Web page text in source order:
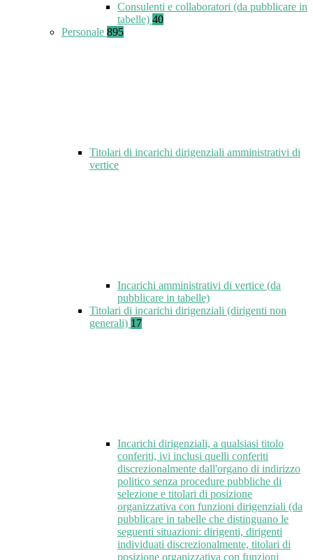
Consulenti e collaboratori (da pubblicare in
tabelle) 40
Personale 895
Titolari di incarichi dirigenziali amministrativi di
vertice
Incarichi amministrativi di vertice (da
pubblicare in tabelle)
Titolari di incarichi dirigenziali (dirigenti non
generali) 17
Incarichi dirigenziali, a qualsiasi titolo
conferiti, ivi inclusi quelli conferiti
discrezionalmente dall'organo di indirizzo
politico senza procedure pubbliche di
selezione e titolari di posizione
organizzativa con funzioni dirigenziali (da
pubblicare in tabelle che distinguano le
seguenti situazioni: dirigenti, dirigenti
individuati discrezionalmente, titolari di
posizione organizzativa con funzioni